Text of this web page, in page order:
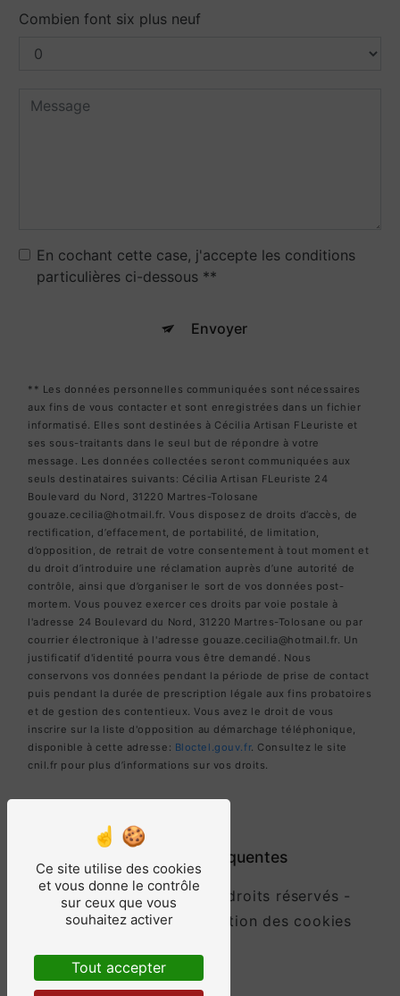
Combien font six plus neuf
En cochant cette case, j'accepte les conditions
particulières ci-dessous **
Envoyer
** Les données personnelles communiquées sont nécessaires
aux fins de vous contacter et sont enregistrées dans un fichier
informatisé. Elles sont destinées à Cécilia Artisan FLeuriste et
ses sous-traitants dans le seul but de répondre à votre
message. Les données collectées seront communiquées aux
seuls destinataires suivants: Cécilia Artisan FLeuriste 24
Boulevard du Nord, 31220 Martres-Tolosane
gouaze.cecilia@hotmail.fr. Vous disposez de droits d’accès, de
rectification, d’effacement, de portabilité, de limitation,
d’opposition, de retrait de votre consentement à tout moment et
du droit d’introduire une réclamation auprès d’une autorité de
contrôle, ainsi que d’organiser le sort de vos données post-
mortem. Vous pouvez exercer ces droits par voie postale à
l'adresse 24 Boulevard du Nord, 31220 Martres-Tolosane ou par
courrier électronique à l'adresse gouaze.cecilia@hotmail.fr. Un
justificatif d'identité pourra vous être demandé. Nous
conservons vos données pendant la période de prise de contact
puis pendant la durée de prescription légale aux fins probatoires
et de gestion des contentieux. Vous avez le droit de vous
inscrire sur la liste d'opposition au démarchage téléphonique,
disponible à cette adresse:
Bloctel.gouv.fr. Consultez le site
cnil.fr pour plus d’informations sur vos droits.
Recherches fréquentes
©Vistalid- 2026 - Tous droits réservés -
Mentions légales- Gestion des cookies
Ce site utilise des cookies
et vous donne le contrôle
sur ceux que vous
souhaitez activer
Tout accepter